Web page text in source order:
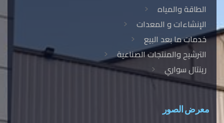
الطاقة والمياه
الإنشاءات و المعدات
خدمات ما بعد البيع
الترشيح والمنتجات الصناعية
رينتال سواري
معرض الصور